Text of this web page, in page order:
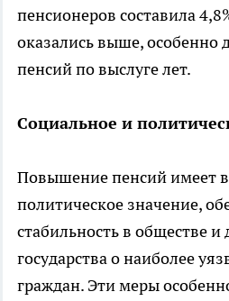
пенсионеров составила
оказались выше, особенно
пенсий по выслуге лет.
Социальное и
Повышение пенсий имеет
политическое значение,
стабильность в обществе и
государства о наиболее
граждан. Эти меры